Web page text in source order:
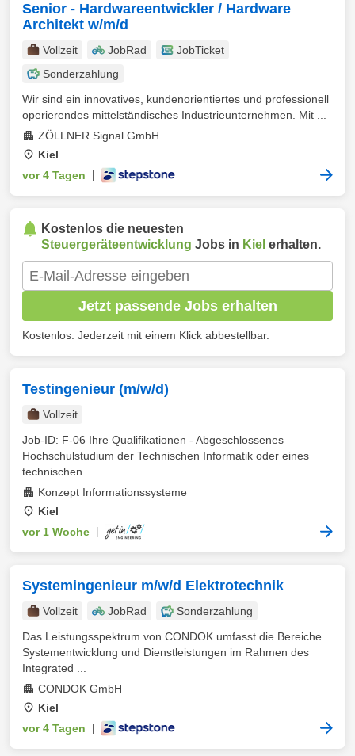
Senior - Hardwareentwickler / Hardware
Architekt w/m/d
Vollzeit JobRad
JobTicket
Sonderzahlung
Wir sind ein innovatives, kundenorientiertes und professionell
operierendes mittelständisches Industrieunternehmen. Mit ...
ZÖLLNER Signal GmbH
Kiel
vor 4 Tagen
Kostenlos die neuesten
Steuergeräteentwicklung Jobs in Kiel erhalten.
Jetzt passende Jobs erhalten
Kostenlos. Jederzeit mit einem Klick abbestellbar.
Testingenieur (m/w/d)
Vollzeit
Job-ID: F-06 Ihre Qualifikationen - Abgeschlossenes
Hochschulstudium der Technischen Informatik oder eines
technischen ...
Konzept Informationssysteme
Kiel
vor 1 Woche
Systemingenieur m/w/d Elektrotechnik
Vollzeit JobRad
Sonderzahlung
Das Leistungsspektrum von CONDOK umfasst die Bereiche
Systementwicklung und Dienstleistungen im Rahmen des
Integrated ...
CONDOK GmbH
Kiel
vor 4 Tagen